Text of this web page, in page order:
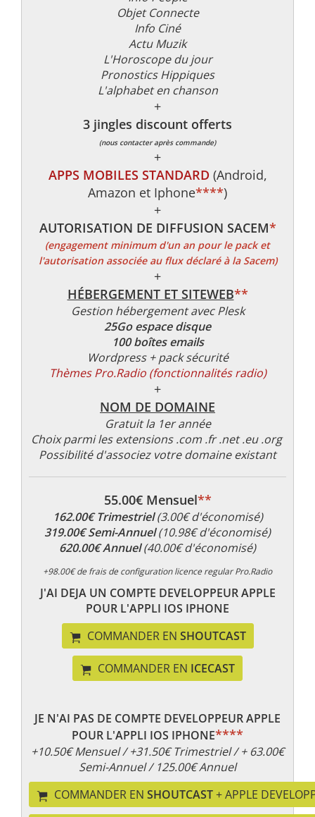
Objet Connecte
Info Ciné
Actu Muzik
L'Horoscope du jour
Pronostics Hippiques
L'alphabet en chanson
+
3 jingles discount offerts
(nous contacter après commande)
+
APPS MOBILES STANDARD (Android,
Amazon et Iphone****)
+
AUTORISATION DE DIFFUSION SACEM*
(engagement minimum d'un an pour le pack et
l'autorisation associée au flux déclaré à la Sacem)
+
HÉBERGEMENT ET SITEWEB**
Gestion hébergement avec Plesk
25Go espace disque
100 boîtes emails
Wordpress + pack sécurité
Thèmes Pro.Radio (fonctionnalités radio)
+
NOM DE DOMAINE
Gratuit la 1er année
Choix parmi les extensions .com .fr .net .eu .org
Possibilité d'associez votre domaine existant
55.00€ Mensuel**
162.00€ Trimestriel(3.00€ d'économisé)
319.00€ Semi-Annuel(10.98€ d'économisé)
620.00€ Annuel(40.00€ d'économisé)
+98.00€ de frais de configuration licence regular Pro.Radio
J'AI DEJA UN COMPTE DEVELOPPEUR APPLE
POUR L'APPLI IOS IPHONE
COMMANDER EN SHOUTCAST
COMMANDER EN ICECAST
JE N'AI PAS DE COMPTE DEVELOPPEUR APPLE
POUR L'APPLI IOS IPHONE****
+10.50€ Mensuel / +31.50€ Trimestriel / + 63.00€
Semi-Annuel / 125.00€ Annuel
COMMANDER EN SHOUTCAST+ APPLE